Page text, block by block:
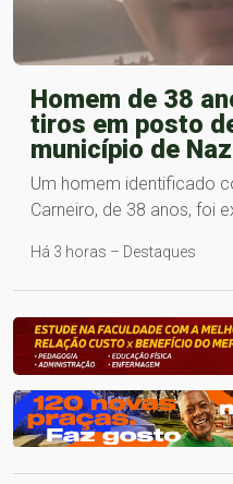
Homem de 38
tiros em posto
município de
Um homem identificado
Carneiro, de 38 anos, foi
Há 3 horas – Destaques